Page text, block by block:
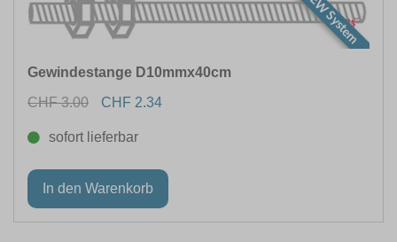
NEW System
Gewindestange D10mmx40cm
CHF 3.00
CHF 2.34
sofort lieferbar